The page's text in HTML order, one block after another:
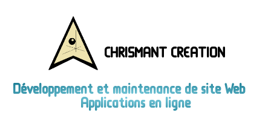
CHRISMANT CREATION
Développement et maintenance de site Web
Applications en ligne